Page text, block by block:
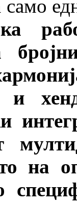
само
и
на